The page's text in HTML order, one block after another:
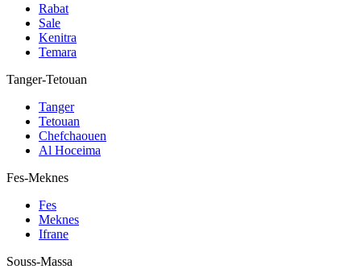
Rabat
Sale
Kenitra
Temara
Tanger-Tetouan
Tanger
Tetouan
Chefchaouen
Al Hoceima
Fes-Meknes
Fes
Meknes
Ifrane
Souss-Massa